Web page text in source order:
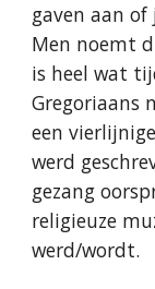
gaven aan
Men noemt
is heel wat
Gregoriaans
een
werd
gezang
religieuze
werd/wordt.